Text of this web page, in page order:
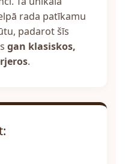
rada patīkamu
padarot šīs
gan klasiskos,
.